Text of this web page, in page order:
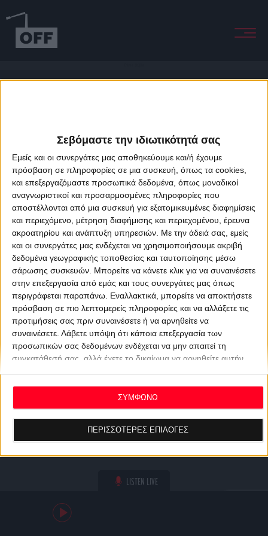
Σεβόμαστε την ιδιωτικότητά σας
Εμείς και οι συνεργάτες μας αποθηκεύουμε και/ή έχουμε
πρόσβαση σε πληροφορίες σε μια συσκευή, όπως τα cookies,
και επεξεργαζόμαστε προσωπικά δεδομένα, όπως μοναδικοί
αναγνωριστικοί και προσαρμοσμένες πληροφορίες που
αποστέλλονται από μια συσκευή για εξατομικευμένες διαφημίσεις
και περιεχόμενο, μέτρηση διαφήμισης και περιεχομένου, έρευνα
ακροατηρίου και ανάπτυξη υπηρεσιών. Με την άδειά σας, εμείς
και οι συνεργάτες μας ενδέχεται να χρησιμοποιήσουμε ακριβή
δεδομένα γεωγραφικής τοποθεσίας και ταυτοποίησης μέσω
σάρωσης συσκευών. Μπορείτε να κάνετε κλικ για να συναινέσετε
στην επεξεργασία από εμάς και τους συνεργάτες μας όπως
περιγράφεται παραπάνω. Εναλλακτικά, μπορείτε να αποκτήσετε
πρόσβαση σε πιο λεπτομερείς πληροφορίες και να αλλάξετε τις
προτιμήσεις σας πριν συναινέσετε ή να αρνηθείτε να
συναινέσετε. Λάβετε υπόψη ότι κάποια επεξεργασία των
προσωπικών σας δεδομένων ενδέχεται να μην απαιτεί τη
συγκατάθεσή σας, αλλά έχετε το δικαίωμα να αρνηθείτε αυτήν
ανακαλέσετε τη συγκατάθεσή σας ανά πάσα στιγμή
επιστρέφοντας σε αυτόν τον ιστότοπο και κάνοντας κλικ στο
κουμπί "Απορρήτου" στο κάτω μέρος της ιστοσελίδας.
ΠΕΡΙΣΣΟΤΕΡΕΣ ΕΠΙΛΟΓΕΣ
ΣΥΜΦΩΝΩ
LISTEN LIVE
About Offradio Business Class Terms & Conditions
Privacy Policy
Designed & developed byporcupine colors&Fotis Alexandrou